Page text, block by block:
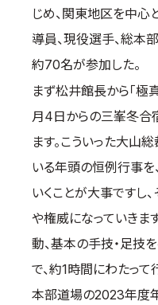
じめ、関東地区を中心
導員、現役選手、総
約70名が参加した。
まず松井館長から「
月4日からの三峯冬合
ます。こういった大山
いる年頭の恒例行事を
いくことが大事ですし
や権威になっていきま
動、基本の手技・足技
で、約1時間にわたって
本部道場の2023年度